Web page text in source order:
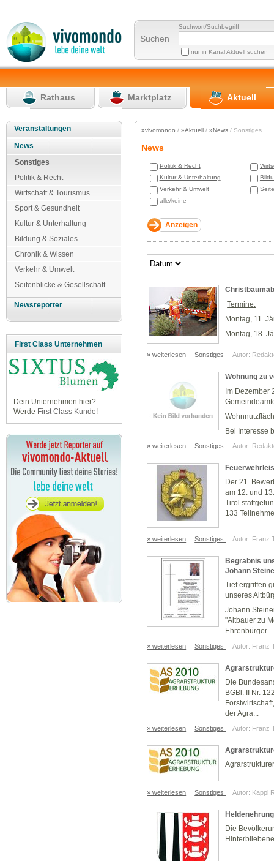
Suchen
Suchwort/Suchbegriff
nur in Kanal Aktuell suchen
Rathaus Marktplatz Aktuell
Veranstaltungen
News
Sonstiges
Politik & Recht
Wirtschaft & Tourismus
Sport & Gesundheit
Kultur & Unterhaltung
Bildung & Soziales
Chronik & Wissen
Verkehr & Umwelt
Seitenblicke & Gesellschaft
Newsreporter
First Class Unternehmen
Dein Unternehmen hier?
Werde First Class Kunde!
»vivomondo / »Aktuell/ »News/ Sonstiges
News
Politik & Recht
Kultur & Unterhaltung
Verkehr & Umwelt
alle/keine
Termine:
Montag, 11.
Montag, 18.
» weiterlesen Sonstiges Autor:
Wohnung zu
Im Dezember
Bei Interesse
» weiterlesen Sonstiges Autor:
Der 21.
am 12. und
Tirol
133
» weiterlesen Sonstiges Autor: Franz
Begräbnis
Johann
Tief ergriffen
unseres
Johann
"Altbauer zu
Ehrenbürger...
» weiterlesen Sonstiges Autor: Franz
Die
BGBl. II Nr.
der Agra...
» weiterlesen Sonstiges Autor: Franz
» weiterlesen Sonstiges Autor: Kappl
Die